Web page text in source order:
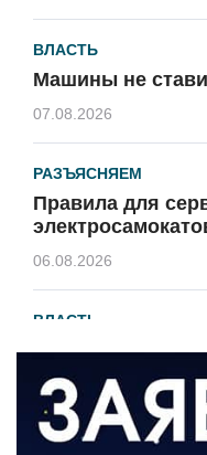
ВЛАСТЬ
Машины не
07.08.2026
РАЗЪЯСНЯЕМ
Правила для
06.08.2026
ВЛАСТЬ
В 2026 году
водоподготовки
06.08.2026